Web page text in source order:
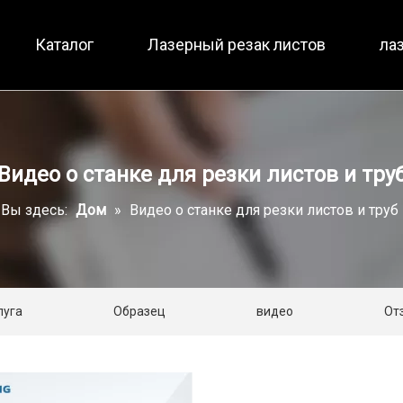
Каталог Лазерный резак листов
о станке для резки листов и
Вы здесь: Дом » Видео о станке для резки листов и труб
Образец видео